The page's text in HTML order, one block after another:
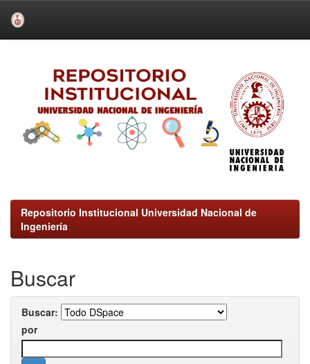
Repositorio Institucional Universidad Nacional de
Ingeniería
Buscar
Buscar:
por